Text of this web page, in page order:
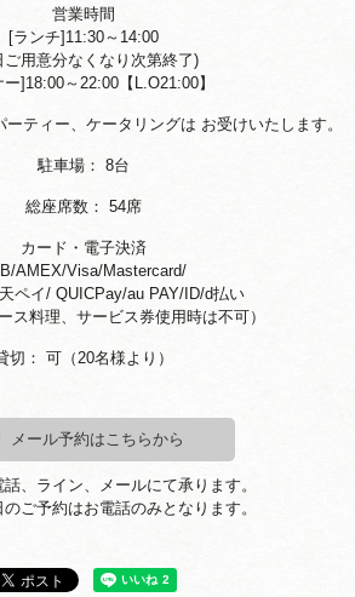
営業時間
[ランチ]11:30～14:00
ご用意分なくなり次第終了)
ー]18:00～22:00【L.O21:00】
ティー、ケータリングは お受けいたします。
駐車場： 8台
総座席数： 54席
カード・電子決済
AMEX/Visa/Mastercard/
ペイ/ QUICPay/au PAY/ID/d払い
ス料理、サービス券使用時は不可）
切： 可（20名様より）
メール予約はこちらから
話、ライン、メールにて承ります。
ご予約はお電話のみとなります。